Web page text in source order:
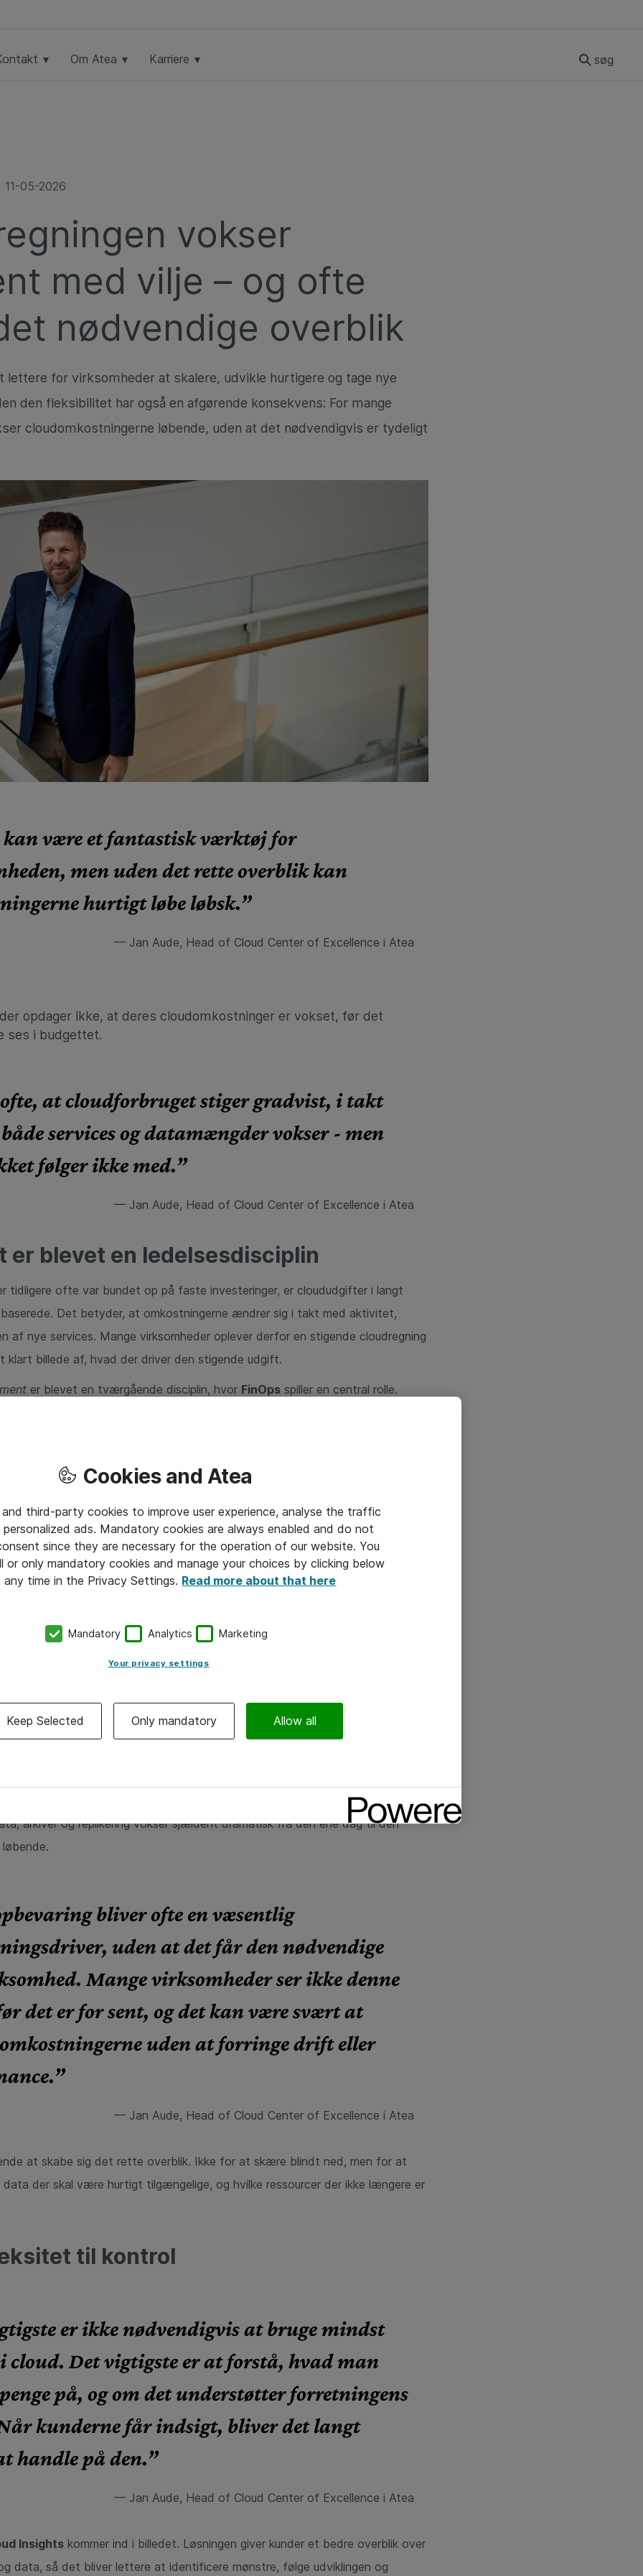
Om Atea Karriere søg
11-05-2026
vokser
med vilje – og ofte
nødvendige overblik
lettere for virksomheder at skalere, udvikle hurtigere og tage nye
den fleksibilitet har også en afgørende konsekvens: For mange
cloudomkostningerne løbende, uden at det nødvendigvis er tydeligt
kan være et fantastisk værktøj for
men uden det rette overblik kan
hurtigt løbe løbsk.”
— Jan Aude, Head of Cloud Center of Excellence i Atea
opdager ikke, at deres cloudomkostninger er vokset, før det
ses i budgettet.
at cloudforbruget stiger gradvist, i takt
services og datamængder vokser - men
følger ikke med.”
— Jan Aude, Head of Cloud Center of Excellence i Atea
er blevet en ledelsesdisciplin
tidligere ofte var bundet op på faste investeringer, er cloududgifter i langt
Det betyder, at omkostningerne ændrer sig i takt med aktivitet,
af nye services. Mange virksomheder oplever derfor en stigende cloudregning
klart billede af, hvad der driver den stigende udgift.
er blevet en tværgående disciplin, hvor FinOpsspiller en central rolle.
cost ikke længere kun er et spørgsmål for drift eller teknik. Det er blevet en
det svært at vurdere, om forbruget faktisk skaber værdi.
mere, end mange tror
arkiver og replikering vokser sjældent dramatisk fra den ene dag til den
bliver ofte en væsentlig
uden at det får den nødvendige
Mange virksomheder ser ikke denne
det er for sent, og det kan være svært at
uden at forringe drift eller
— Jan Aude, Head of Cloud Center of Excellence i Atea
at skabe sig det rette overblik. Ikke for at skære blindt ned, men for at
data der skal være hurtigt tilgængelige, og hvilke ressourcer der ikke længere er
til kontrol
er ikke nødvendigvis at bruge mindst
Det vigtigste er at forstå, hvad man
på, og om det understøtter forretningens
kunderne får indsigt, bliver det langt
handle på den.”
— Jan Aude, Head of Cloud Center of Excellence i Atea
Insightskommer ind i billedet. Løsningen giver kunder et bedre overblik over
data, så det bliver lettere at identificere mønstre, følge udviklingen og
Cookies and Atea
third-party cookies to improve user experience, analyse the traffic
personalized ads. Mandatory cookies are always enabled and do not
since they are necessary for the operation of our website. You
or only mandatory cookies and manage your choices by clicking below
any time in the Privacy Settings. Read more about that here
Mandatory Analytics Marketing
Your privacy settings
Keep Selected Only mandatory Allow all